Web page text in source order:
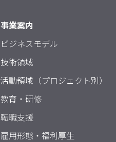
事業案内
ビジネスモデル
技術領域
活動領域（プロジェクト別）
教育・研修
転職支援
雇用形態・福利厚生